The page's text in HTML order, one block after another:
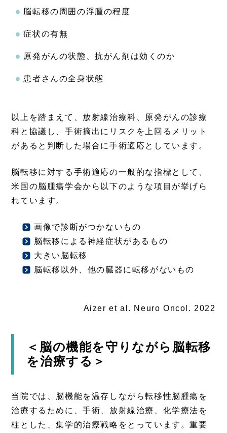
脳転移の周囲の浮腫の程度
症状の有無
原発がんの状態、抗がん剤は効くのか
患者さんの全身状態
以上を踏まえて、放射線治療科、原発がんの診療
科と協議し、手術摘出にリスクを上回るメリット
があると判断した場合に手術適応としています。
脳転移に対する手術適応の一般的な指標として、
米国の脳腫瘍学会から以下のような項目が挙げら
れています。
注目情報
画像で診断がつかないもの
注目情報
脳転移による神経症状があるもの
注目情報
大きい脳転移
注目情報
脳転移以外、他の臓器に転移がないもの
Aizer et al. Neuro Oncol. 2022
＜脳の機能を守りながら脳転移
を治療する＞
当院では、脳機能を温存しながら転移性脳腫瘍を
治療するために、手術、放射線治療、化学療法を
柱とした、集学的治療戦略をとっています。重要